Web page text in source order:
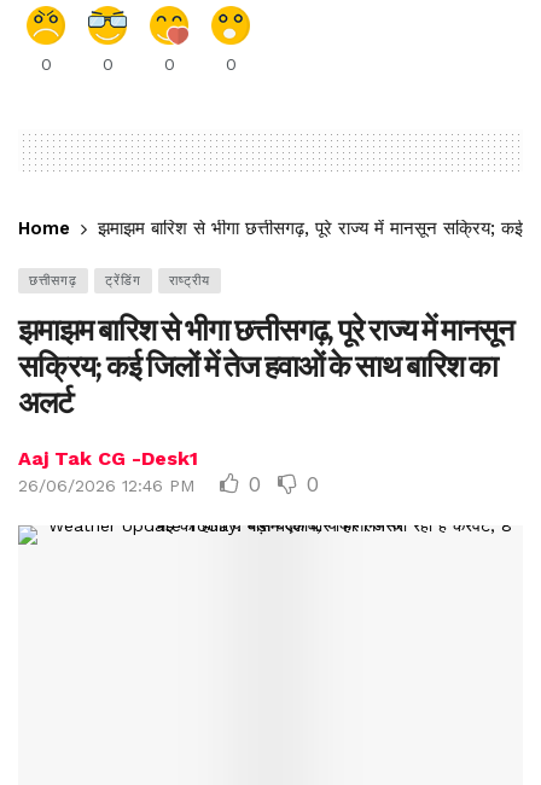
0 0 0 0
Home झमाझम बारिश से भीगा छत्तीसगढ़, पूरे राज्य में मानसून सक्रिय; कई
छत्तीसगढ़ ट्रेंडिंग राष्ट्रीय
झमाझम बारिश से भीगा छत्तीसगढ़, पूरे राज्य में मानसून
सक्रिय; कई जिलों में तेज हवाओं के साथ बारिश का
अलर्ट
Aaj Tak CG -Desk1
26/06/2026 12:46 PM 0 0